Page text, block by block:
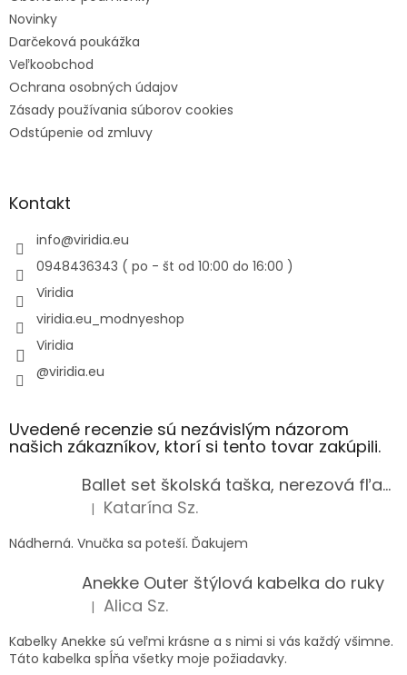
Novinky
Darčeková poukážka
Veľkoobchod
Ochrana osobných údajov
Zásady používania súborov cookies
Odstúpenie od zmluvy
Kontakt
info@viridia.eu
0948436343 ( po - št od 10:00 do 16:00 )
Viridia
viridia.eu_modnyeshop
Viridia
@viridia.eu
Uvedené recenzie sú nezávislým názorom
našich zákazníkov, ktorí si tento tovar zakúpili.
Ballet set školská taška, nerezová fľaša a plný peračník s motívom baletky pre dievča
Hodnotenie produktu je 5 z 5 hviezdičiek.
| Katarína Sz.
Nádherná. Vnučka sa poteší. Ďakujem
Anekke Outer štýlová kabelka do ruky
Hodnotenie produktu je 5 z 5 hviezdičiek.
| Alica Sz.
Kabelky Anekke sú veľmi krásne a s nimi si vás každý všimne.
Táto kabelka spĺňa všetky moje požiadavky.